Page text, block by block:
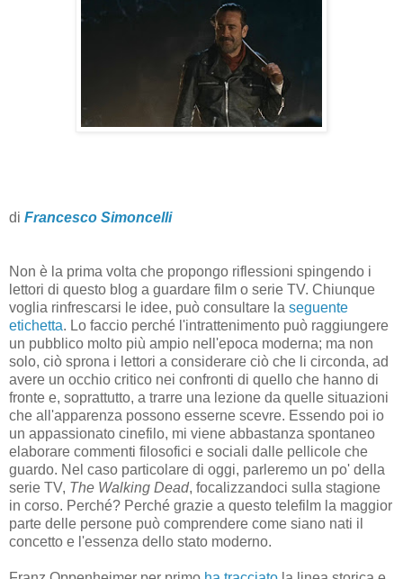
di Francesco Simoncelli
Non è la prima volta che propongo riflessioni spingendo i
lettori di questo blog a guardare film o serie TV. Chiunque
voglia rinfrescarsi le idee, può consultare la seguente
etichetta. Lo faccio perché l'intrattenimento può raggiungere
un pubblico molto più ampio nell'epoca moderna; ma non
solo, ciò sprona i lettori a considerare ciò che li circonda, ad
avere un occhio critico nei confronti di quello che hanno di
fronte e, soprattutto, a trarre una lezione da quelle situazioni
che all'apparenza possono esserne scevre. Essendo poi io
un appassionato cinefilo, mi viene abbastanza spontaneo
elaborare commenti filosofici e sociali dalle pellicole che
guardo. Nel caso particolare di oggi, parleremo un po' della
serie TV, The Walking Dead, focalizzandoci sulla stagione
in corso. Perché? Perché grazie a questo telefilm la maggior
parte delle persone può comprendere come siano nati il
concetto e l'essenza dello stato moderno.